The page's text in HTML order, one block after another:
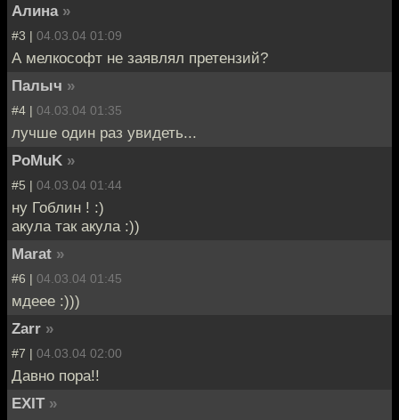
Алина »
#3 | 04.03.04 01:09
А мелкософт не заявлял претензий?
Палыч »
#4 | 04.03.04 01:35
лучше один раз увидеть...
PoMuK »
#5 | 04.03.04 01:44
ну Гоблин ! :)
акула так акула :))
Marat »
#6 | 04.03.04 01:45
мдеее :)))
Zarr »
#7 | 04.03.04 02:00
Давно пора!!
EXIT »